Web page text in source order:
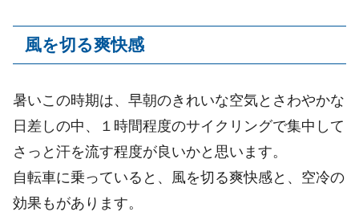
風を切る爽快感
暑いこの時期は、早朝のきれいな空気とさわやかな
日差しの中、１時間程度のサイクリングで集中して
さっと汗を流す程度が良いかと思います。
自転車に乗っていると、風を切る爽快感と、空冷の
効果もがあります。